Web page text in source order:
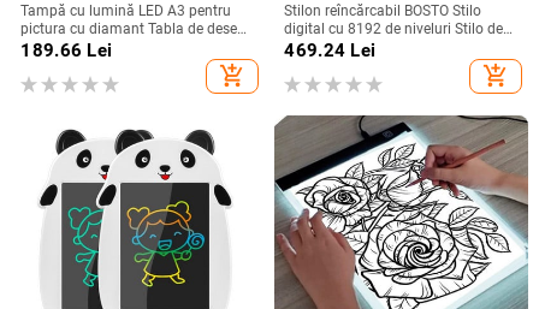
Tampă cu lumină LED A3 pentru
pictura cu diamant Tabla de desen
translucidă Tabletă grafică digitală
desenarea animației artistice
189.66 Lei
add_shopping_cart
Stilon reîncărcabil BOSTO Stilo
digital cu 8192 de niveluri Stilo de
presiune pentru BOSTO
13HD/16HD/16HDK/16HDT/22UX
469.24 Lei
add_shopping_cart